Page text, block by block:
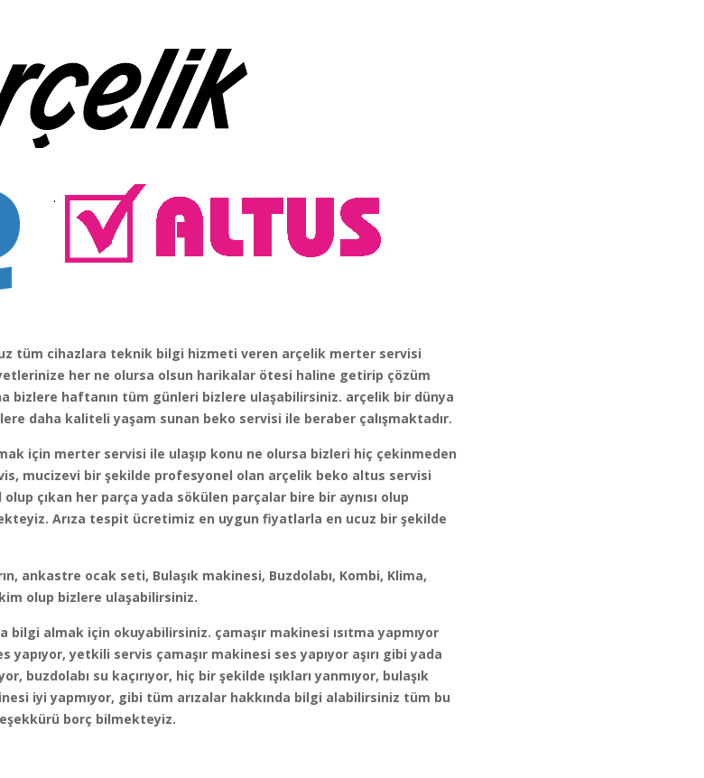
tüm cihazlara teknik bilgi hizmeti veren arçelik merter servisi
her ne olursa olsun harikalar ötesi haline getirip çözüm
bizlere haftanın tüm günleri bizlere ulaşabilirsiniz. arçelik bir dünya
daha kaliteli yaşam sunan beko servisi ile beraber çalışmaktadır.
için merter servisi ile ulaşıp konu ne olursa bizleri hiç çekinmeden
mucizevi bir şekilde profesyonel olan arçelik beko altus servisi
çıkan her parça yada sökülen parçalar bire bir aynısı olup
Arıza tespit ücretimiz en uygun fiyatlarla en ucuz bir şekilde
ankastre ocak seti, Bulaşık makinesi, Buzdolabı, Kombi, Klima,
olup bizlere ulaşabilirsiniz.
bilgi almak için okuyabilirsiniz. çamaşır makinesi ısıtma yapmıyor
yetkili servis çamaşır makinesi ses yapıyor aşırı gibi yada
buzdolabı su kaçırıyor, hiç bir şekilde ışıkları yanmıyor, bulaşık
iyi yapmıyor, gibi tüm arızalar hakkında bilgi alabilirsiniz tüm bu
borç bilmekteyiz.